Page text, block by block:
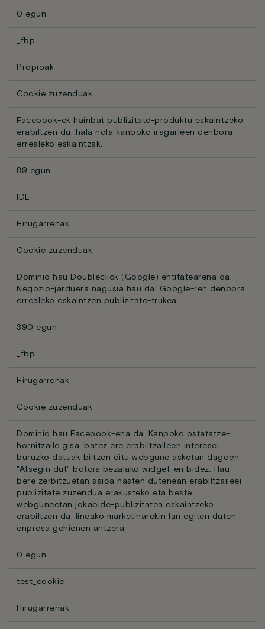
0 egun
_fbp
Propioak
Cookie zuzenduak
Facebook-ek hainbat publizitate-produktu eskaintzeko
erabiltzen du, hala nola kanpoko iragarleen denbora
errealeko eskaintzak.
89 egun
IDE
Hirugarrenak
Cookie zuzenduak
Dominio hau Doubleclick (Google) entitatearena da.
Negozio-jarduera nagusia hau da: Google-ren denbora
errealeko eskaintzen publizitate-trukea.
390 egun
_fbp
Hirugarrenak
Cookie zuzenduak
Dominio hau Facebook-ena da. Kanpoko ostatatze-
hornitzaile gisa, batez ere erabiltzaileen interesei
buruzko datuak biltzen ditu webgune askotan dagoen
"Atsegin dut" botoia bezalako widget-en bidez. Hau
bere zerbitzuetan saioa hasten dutenean erabiltzaileei
publizitate zuzendua erakusteko eta beste
webguneetan jokabide-publizitatea eskaintzeko
erabiltzen da, lineako marketinarekin lan egiten duten
enpresa gehienen antzera.
0 egun
test_cookie
Hirugarrenak